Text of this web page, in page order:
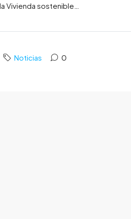
Vivienda sostenible…
Noticias 0